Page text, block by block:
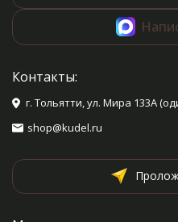
Контакты:
г. Тольятти, ул. Мира 133А
shop@kudel.ru